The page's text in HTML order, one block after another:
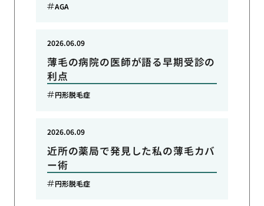
AGA
薄毛の病院の医師が語る早期受診の
利点
2026.06.09
円形脱毛症
近所の薬局で発見した私の薄毛カバ
ー術
2026.06.09
円形脱毛症